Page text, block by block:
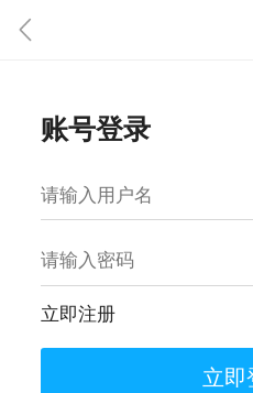
账号登录
立即注册
立即